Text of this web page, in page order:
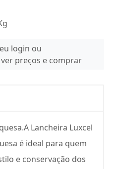
login ou
preços e comprar
Lancheira Luxcel
é ideal para quem
e conservação dos